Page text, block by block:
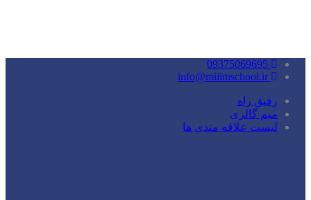
رفیق راه
میم گالری
لیست علاقه مندی ها